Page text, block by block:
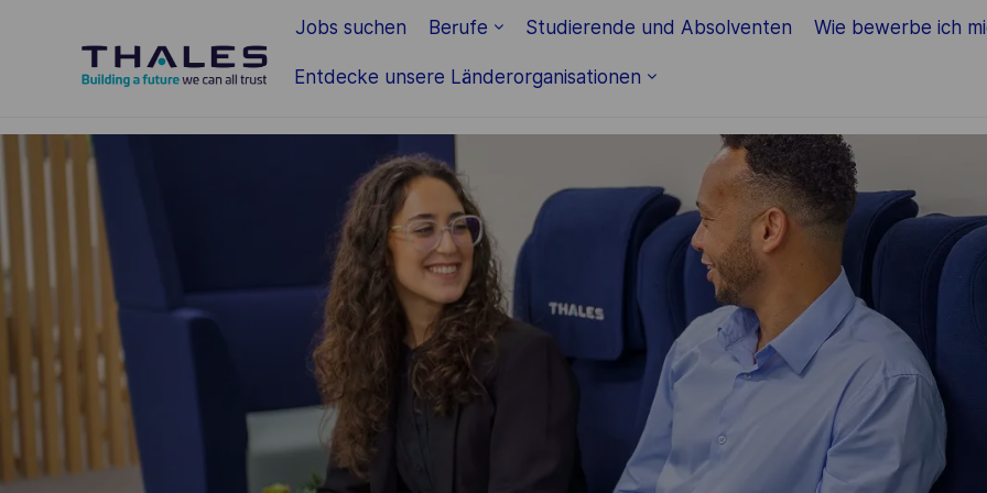
Jobs suchen Berufe Studierende und Absolventen Wie bewerbe ich
Entdecke unsere Länderorganisationen
-